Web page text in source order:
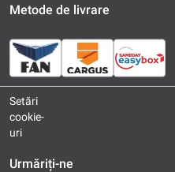
Metode de livrare
Setări
cookie-
uri
Urmăriți-ne